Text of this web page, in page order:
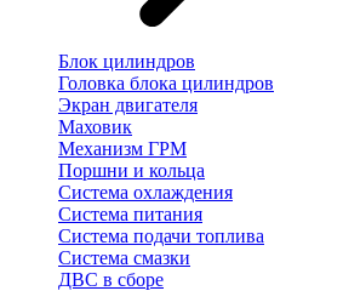
Блок цилиндров
Головка блока цилиндров
Экран двигателя
Маховик
Механизм ГРМ
Поршни и кольца
Система охлаждения
Система питания
Система подачи топлива
Система смазки
ДВС в сборе